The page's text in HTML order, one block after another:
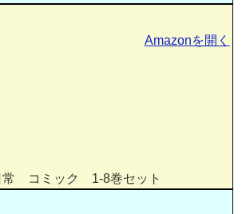
常 コミック 1-8巻セット
Amazonを開く